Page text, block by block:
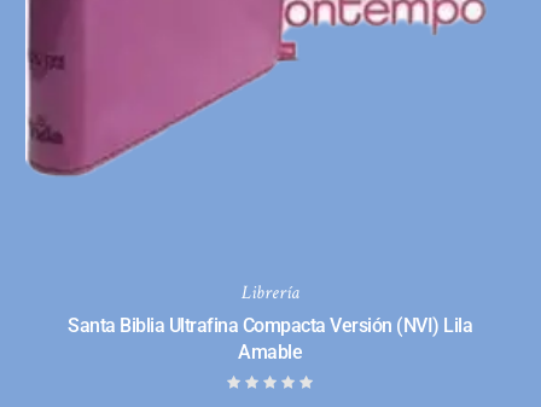
Librería
Santa Biblia Ultrafina Compacta Versión (NVI) Lila
Amable